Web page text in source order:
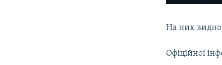
На них видно
Офіційної